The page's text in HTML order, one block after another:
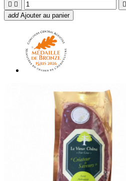
  
add Ajouter au panier